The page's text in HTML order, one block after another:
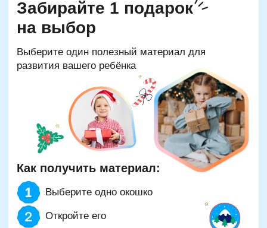
развития вашего ребёнка
Выберите одно окошко
Откройте его
Оставьте контакт
Получите файл с упражнениями
Налоговый
вычет, оплата
маткапиталом
Образовательная
77/00674015
Нейроподход в
обучении